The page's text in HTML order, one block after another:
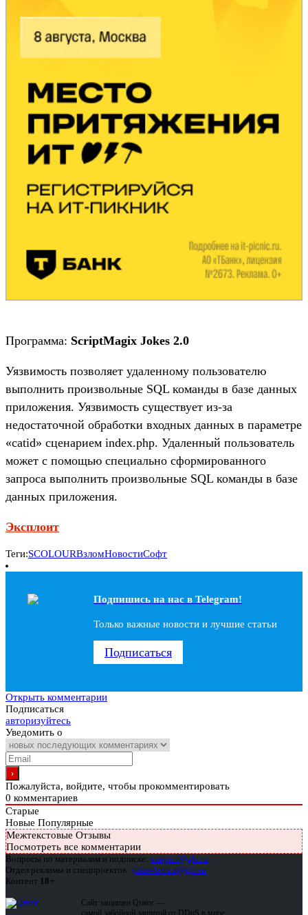
Программа: ScriptMagix Jokes 2.0
Уязвимость позволяет удаленному пользователю
выполнить произвольные SQL команды в базе данных
приложения. Уязвимость существует из-за
недостаточной обработки входных данных в параметре
«catid» сценарием index.php. Удаленный пользователь
может с помощью специально сформированного
запроса выполнить произвольные SQL команды в базе
данных приложения.
Эксплоит
Теги:SCOLOURВзломНовостиСофт
Подпишись на наc в Telegram!
Только важные новости и лучшие статьи
Подписаться
Открыть комментарии
Подписаться
авторизуйтесь
Уведомить о
Пожалуйста, войдите, чтобы прокомментировать
0 комментариев
Старые
Новые Популярные
Межтекстовые Отзывы
Посмотреть все комментарии
Вопросы по материалам и подписке: support@glc.ru
Отдел рекламы и спецпроектов: yakovleva.a@glc.ru
Контент 18+
Сайт защищен Qrator —